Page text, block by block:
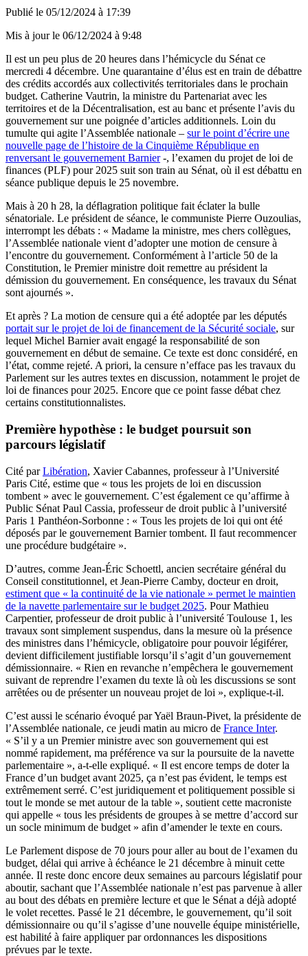
Publié le 05/12/2024 à 17:39
Mis à jour le 06/12/2024 à 9:48
Il est un peu plus de 20 heures dans l’hémicycle du Sénat ce
mercredi 4 décembre. Une quarantaine d’élus est en train de débattre
des crédits accordés aux collectivités territoriales dans le prochain
budget. Catherine Vautrin, la ministre du Partenariat avec les
territoires et de la Décentralisation, est au banc et présente l’avis du
gouvernement sur une poignée d’articles additionnels. Loin du
tumulte qui agite l’Assemblée nationale – sur le point d’écrire une
nouvelle page de l’histoire de la Cinquième République en
renversant le gouvernement Barnier-, l’examen du projet de loi de
finances (PLF) pour 2025 suit son train au Sénat, où il est débattu en
séance publique depuis le 25 novembre.
Mais à 20 h 28, la déflagration politique fait éclater la bulle
sénatoriale. Le président de séance, le communiste Pierre Ouzoulias,
interrompt les débats : « Madame la ministre, mes chers collègues,
l’Assemblée nationale vient d’adopter une motion de censure à
l’encontre du gouvernement. Conformément à l’article 50 de la
Constitution, le Premier ministre doit remettre au président la
démission du gouvernement. En conséquence, les travaux du Sénat
sont ajournés ».
Et après ? La motion de censure qui a été adoptée par les députés
portait sur le projet de loi de financement de la Sécurité sociale, sur
lequel Michel Barnier avait engagé la responsabilité de son
gouvernement en début de semaine. Ce texte est donc considéré, en
l’état, comme rejeté. A priori, la censure n’efface pas les travaux du
Parlement sur les autres textes en discussion, notamment le projet de
loi de finances pour 2025. Encore que ce point fasse débat chez
certains constitutionnalistes.
Première hypothèse : le budget poursuit son
parcours législatif
Cité parLibération, Xavier Cabannes, professeur à l’Université
Paris Cité, estime que « tous les projets de loi en discussion
tombent » avec le gouvernement. C’est également ce qu’affirme à
Public Sénat Paul Cassia, professeur de droit public à l’université
Paris 1 Panthéon-Sorbonne : « Tous les projets de loi qui ont été
déposés par le gouvernement Barnier tombent. Il faut recommencer
une procédure budgétaire ».
D’autres, comme Jean-Éric Schoettl, ancien secrétaire général du
Conseil constitutionnel, et Jean-Pierre Camby, docteur en droit,
estiment que « la continuité de la vie nationale » permet le maintien
de la navette parlementaire sur le budget 2025. Pour Mathieu
Carpentier, professeur de droit public à l’université Toulouse 1, les
travaux sont simplement suspendus, dans la mesure où la présence
des ministres dans l’hémicycle, obligatoire pour pouvoir légiférer,
devient difficilement justifiable lorsqu’il s’agit d’un gouvernement
démissionnaire. « Rien en revanche n’empêchera le gouvernement
suivant de reprendre l’examen du texte là où les discussions se sont
arrêtées ou de présenter un nouveau projet de loi », explique-t-il.
C’est aussi le scénario évoqué par Yaël Braun-Pivet, la présidente de
l’Assemblée nationale, ce jeudi matin au micro de France Inter.
« S’il y a un Premier ministre avec son gouvernement qui est
nommé rapidement, ma préférence va sur la poursuite de la navette
parlementaire », a-t-elle expliqué. « Il est encore temps de doter la
France d’un budget avant 2025, ça n’est pas évident, le temps est
extrêmement serré. C’est juridiquement et politiquement possible si
tout le monde se met autour de la table », soutient cette macroniste
qui appelle « tous les présidents de groupes à se mettre d’accord sur
un socle minimum de budget » afin d’amender le texte en cours.
Le Parlement dispose de 70 jours pour aller au bout de l’examen du
budget, délai qui arrive à échéance le 21 décembre à minuit cette
année. Il reste donc encore deux semaines au parcours législatif pour
aboutir, sachant que l’Assemblée nationale n’est pas parvenue à aller
au bout des débats en première lecture et que le Sénat a déjà adopté
le volet recettes. Passé le 21 décembre, le gouvernement, qu’il soit
démissionnaire ou qu’il s’agisse d’une nouvelle équipe ministérielle,
est habilité à faire appliquer par ordonnances les dispositions
prévues par le texte.